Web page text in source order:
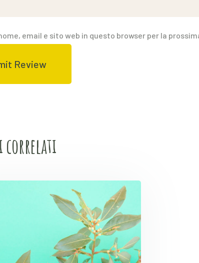
email e sito web in questo browser per la
correlati